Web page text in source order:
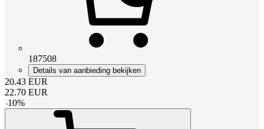
187508
Details van aanbieding bekijken
20.43 EUR
22.70 EUR
-10%